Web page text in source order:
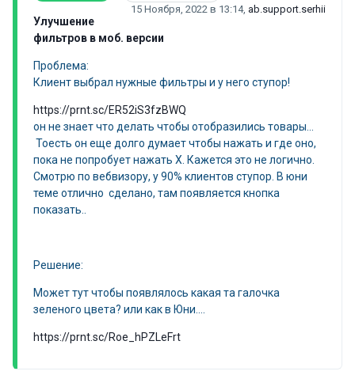
15 Ноября, 2022 в 13:14, ab.support.serhii
Улучшение
фильтров в моб. версии
Проблема:
Клиент выбрал нужные фильтры и у него ступор!
https://prnt.sc/ER52iS3fzBWQ
он не знает что делать чтобы отобразились товары...
Тоесть он еще долго думает чтобы нажать и где оно,
пока не попробует нажать Х. Кажется это не логично.
Смотрю по вебвизору, у 90% клиентов ступор. В юни
теме отлично сделано, там появляется кнопка
показать..
Решение:
Может тут чтобы появлялось какая та галочка
зеленого цвета? или как в Юни....
https://prnt.sc/Roe_hPZLeFrt